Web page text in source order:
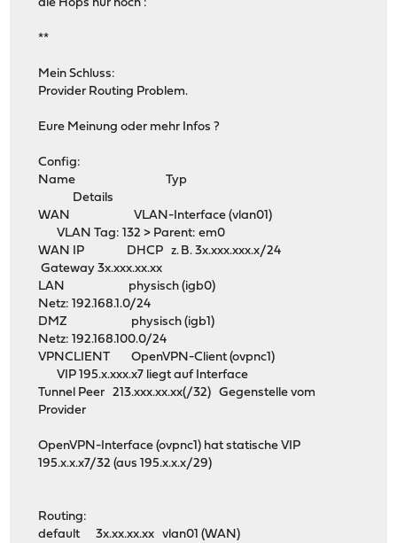
die Hops nur noch :
**
Mein Schluss:
Provider Routing Problem.
Eure Meinung oder mehr Infos ?
Config:
Name Typ
Details
WAN VLAN-Interface (vlan01)
VLAN Tag: 132 > Parent: em0
WAN IP DHCP z. B. 3x.xxx.xxx.x/24
Gateway 3x.xxx.xx.xx
LAN physisch (igb0)
Netz: 192.168.1.0/24
DMZ physisch (igb1)
Netz: 192.168.100.0/24
VPNCLIENT OpenVPN-Client (ovpnc1)
VIP 195.x.xxx.x7 liegt auf Interface
Tunnel Peer 213.xxx.xx.xx(/32) Gegenstelle vom
Provider
OpenVPN-Interface (ovpnc1) hat statische VIP
195.x.x.x7/32 (aus 195.x.x.x/29)
Routing:
default 3x.xx.xx.xx vlan01 (WAN)